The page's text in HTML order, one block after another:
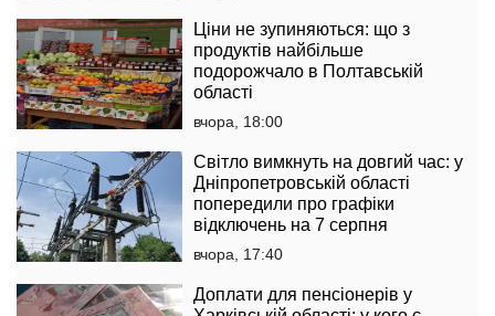
Ціни не зупиняються: що з
продуктів найбільше
подорожчало в Полтавській
області
вчора, 18:00
Світло вимкнуть на довгий час: у
Дніпропетровській області
попередили про графіки
відключень на 7 серпня
вчора, 17:40
Доплати для пенсіонерів у